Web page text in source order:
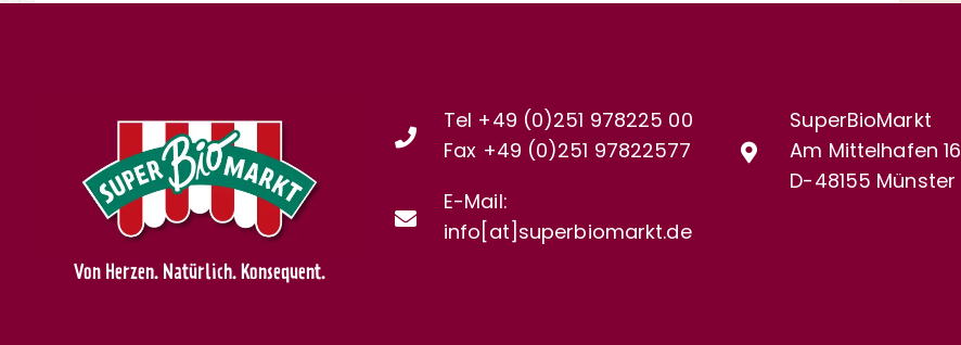
Von Herzen. Natürlich. Konsequent.
Tel +49 (0)251 978225 00
Fax +49 (0)251 97822577
E-Mail:
info[at]superbiomarkt.de
SuperBioMarkt
Am Mittelhafen 16
D-48155 Münster